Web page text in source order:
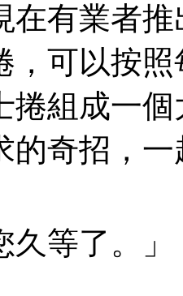
在有業者
，可以按
捲組成一
的奇招，
等了。」